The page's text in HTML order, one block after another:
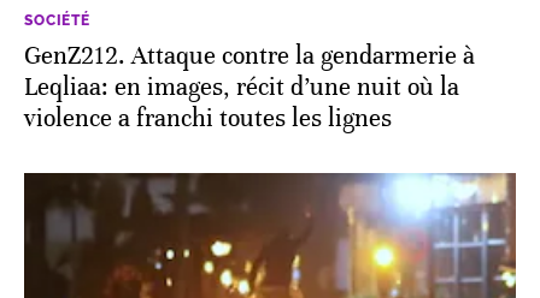
SOCIÉTÉ
GenZ212. Attaque contre la gendarmerie à
Leqliaa: en images, récit d’une nuit où la
violence a franchi toutes les lignes